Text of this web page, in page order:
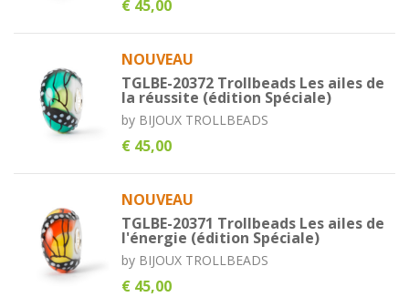
€ 45,00
NOUVEAU
TGLBE-20372 Trollbeads Les ailes de
la réussite (édition Spéciale)
by BIJOUX TROLLBEADS
€ 45,00
NOUVEAU
TGLBE-20371 Trollbeads Les ailes de
l'énergie (édition Spéciale)
by BIJOUX TROLLBEADS
€ 45,00